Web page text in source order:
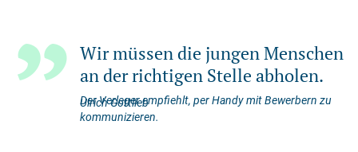
Wir müssen die jungen Menschen
an der richtigen Stelle abholen.
Ulrich Gottlieb
Der Verleger empfiehlt, per Handy mit Bewerbern zu
kommunizieren.